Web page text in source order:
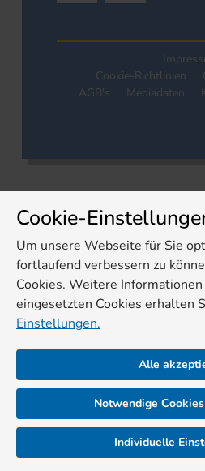
Cookie-Richtlinien
AGB's
Mediadaten
Cookie-
Um unsere Webseite für Sie
fortlaufend verbessern zu
Cookies. Weitere Informationen
eingesetzten Cookies erhalten
Einstellungen.
Alle
Notwendige
Individuelle